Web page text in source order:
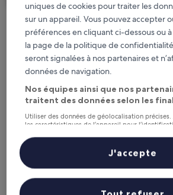
Options d’annulation
changement de
Gagnez des récompenses
nuit séjournée
Économisez plus grâce
Consultez les prix pour ces
uniques de cookies pour traiter les
sur un appareil. Vous pouvez accepter
préférences en cliquant ci-dessous ou
la page de la politique de
seront signalées à nos partenaires et
données de navigation.
Nos équipes ainsi que nos
traitent des données selon les
Utiliser des données de géolocalisation
les caractéristiques de l’appareil pour
personnalisés, mesure de performance des
études d’audience et développement de services.
Liste de nos partenaires (fournisseurs)
J'accepte